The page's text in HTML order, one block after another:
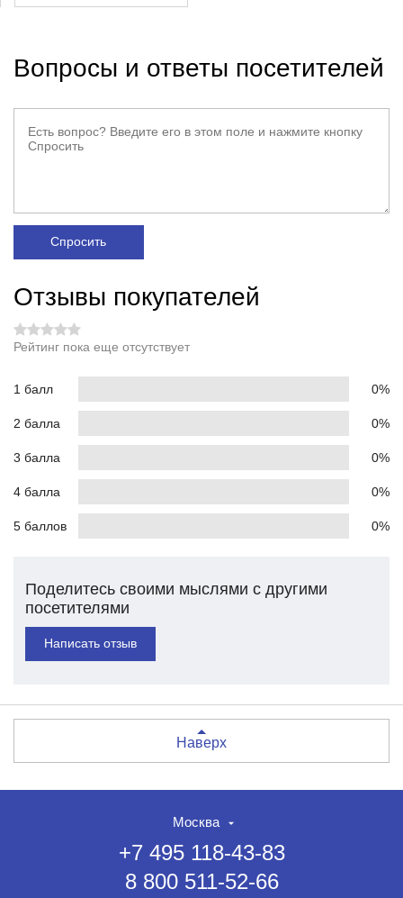
НЕТ СКИДКИ НА ТОВАР?!
Вопросы и ответы посетителей
Спросить
Отзывы покупателей
Рейтинг пока еще отсутствует
1 балл 0%
2 балла 0%
3 балла 0%
4 балла 0%
5 баллов 0%
Поделитесь своими мыслями с другими
посетителями
Написать отзыв
Наверх
Москва
+7 495 118-43-83
8 800 511-52-66